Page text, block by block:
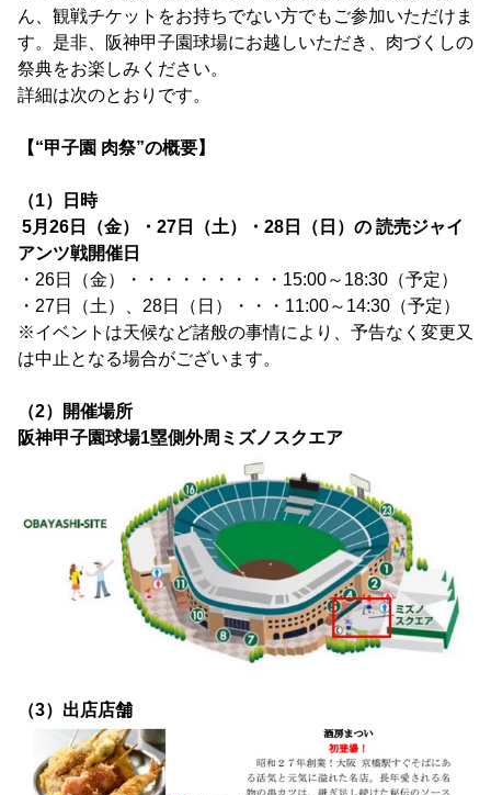
ん、観戦チケットをお持ちでない方でもご参加いただけま
す。是非、阪神甲子園球場にお越しいただき、肉づくしの
祭典をお楽しみください。
詳細は次のとおりです。
【“甲子園 肉祭”の概要】
（1）日時
5月26日（金）・27日（土）・28日（日）の 読売ジャイ
アンツ戦開催日
・26日（金）・・・・・・・・・15:00～18:30（予定）
・27日（土）、28日（日）・・・11:00～14:30（予定）
※イベントは天候など諸般の事情により、予告なく変更又
は中止となる場合がございます。
（2）開催場所
阪神甲子園球場1塁側外周ミズノスクエア
（3）出店店舗